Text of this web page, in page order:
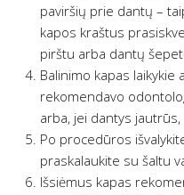
paviršių prie dantų –
kapos kraštus
pirštu arba dantų
Balinimo kapas laikykie
rekomendavo
arba, jei dantys
Po procedūros
praskalaukite su šaltu
Išsiėmus kapas